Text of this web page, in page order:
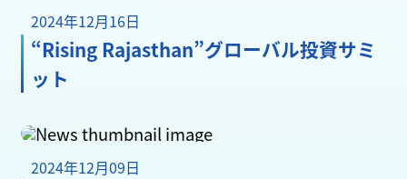
2024年12月16日
“Rising Rajasthan”グローバル投資サミ
ット
2024年12月09日